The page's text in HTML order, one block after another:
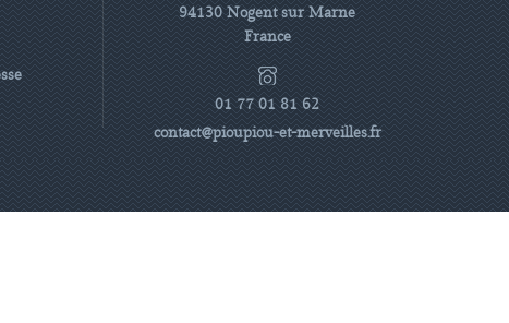
94130 Nogent sur Marne
France
01 77 01 81 62
contact@pioupiou-et-merveilles.fr